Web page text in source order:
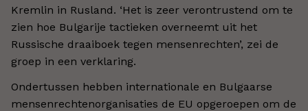
Kremlin in Rusland. ‘Het is zeer verontrustend om te
zien hoe Bulgarije tactieken overneemt uit het
Russische draaiboek tegen mensenrechten’, zei de
groep in een verklaring.
Ondertussen hebben internationale en Bulgaarse
mensenrechtenorganisaties de EU opgeroepen om de